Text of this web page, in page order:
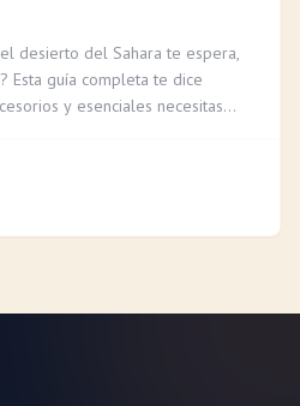
desierto del Sahara te espera,
Esta guía completa te dice
y esenciales necesitas